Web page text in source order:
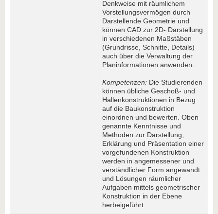
Denkweise mit räumlichem
Vorstellungsvermögen durch
Darstellende Geometrie und
können CAD zur 2D- Darstellung
in verschiedenen Maßstäben
(Grundrisse, Schnitte, Details)
auch über die Verwaltung der
Planinformationen anwenden.
Kompetenzen: Die Studierenden
können übliche Geschoß- und
Hallenkonstruktionen in Bezug
auf die Baukonstruktion
einordnen und bewerten. Oben
genannte Kenntnisse und
Methoden zur Darstellung,
Erklärung und Präsentation einer
vorgefundenen Konstruktion
werden in angemessener und
verständlicher Form angewandt
und Lösungen räumlicher
Aufgaben mittels geometrischer
Konstruktion in der Ebene
herbeigeführt.